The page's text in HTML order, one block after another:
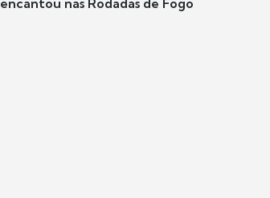
encantou nas Rodadas de Fogo